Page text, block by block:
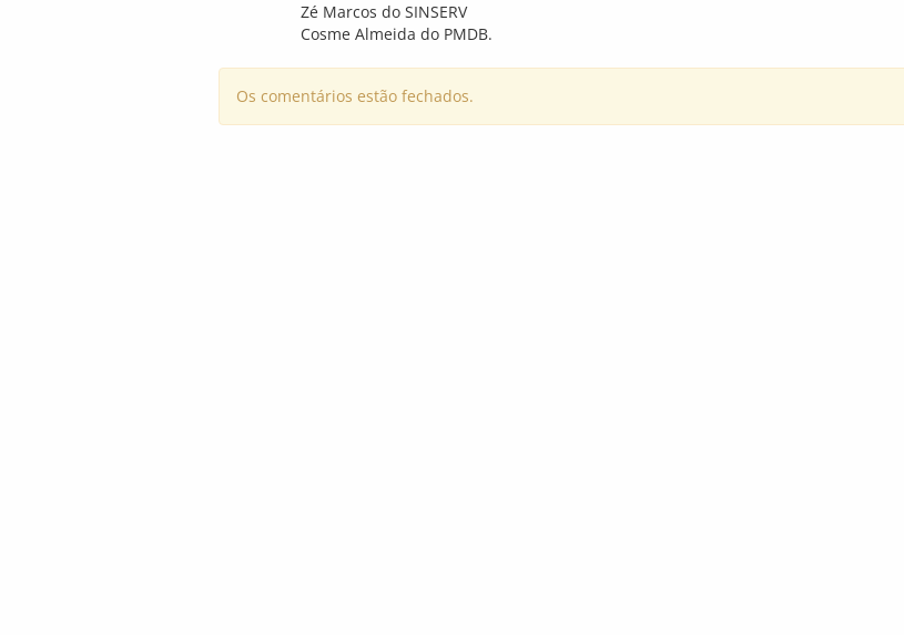
Zé Marcos do SINSERV
Cosme Almeida do PMDB.
Os comentários estão fechados.